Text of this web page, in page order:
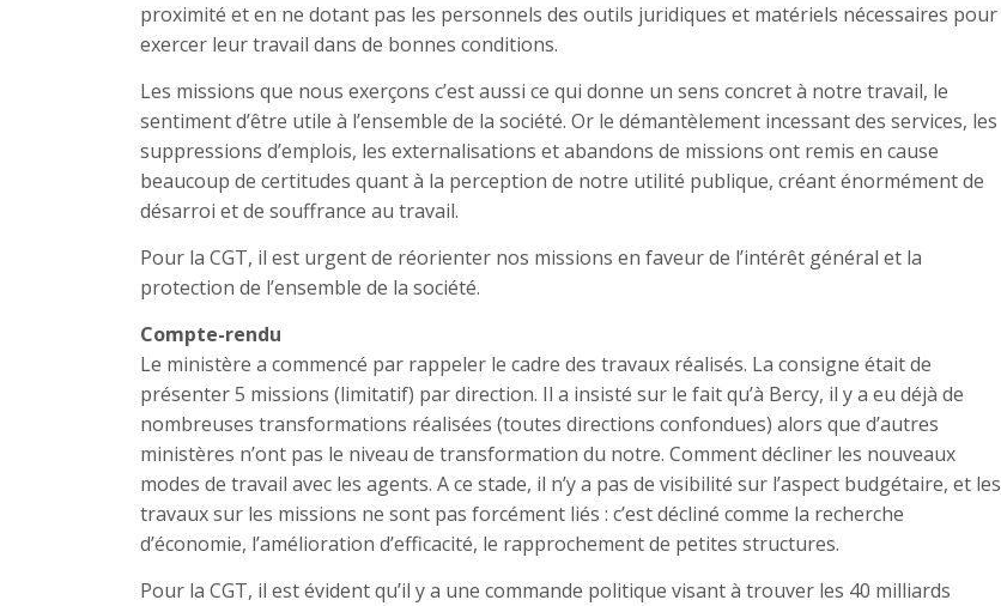
proximité et en ne dotant pas les personnels des outils juridiques et matériels nécessaires pour
exercer leur travail dans de bonnes conditions.
Les missions que nous exerçons c’est aussi ce qui donne un sens concret à notre travail, le
sentiment d’être utile à l’ensemble de la société. Or le démantèlement incessant des services, les
suppressions d’emplois, les externalisations et abandons de missions ont remis en cause
beaucoup de certitudes quant à la perception de notre utilité publique, créant énormément de
désarroi et de souffrance au travail.
Pour la CGT, il est urgent de réorienter nos missions en faveur de l’intérêt général et la
protection de l’ensemble de la société.
Compte-rendu
Le ministère a commencé par rappeler le cadre des travaux réalisés. La consigne était de
présenter 5 missions (limitatif) par direction. Il a insisté sur le fait qu’à Bercy, il y a eu déjà de
nombreuses transformations réalisées (toutes directions confondues) alors que d’autres
ministères n’ont pas le niveau de transformation du notre. Comment décliner les nouveaux
modes de travail avec les agents. A ce stade, il n’y a pas de visibilité sur l’aspect budgétaire, et les
travaux sur les missions ne sont pas forcément liés : c’est décliné comme la recherche
d’économie, l’amélioration d’efficacité, le rapprochement de petites structures.
Pour la CGT, il est évident qu’il y a une commande politique visant à trouver les 40 milliards